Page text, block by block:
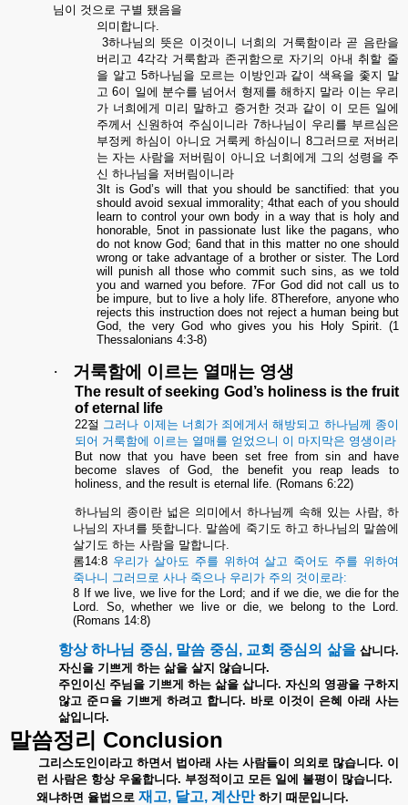
님이 것으로 구별 됐음을
의미합니다
3하나님의 뜻은 이것이니 너희의 거룩함이라 곧 음란을
버리고 4각각 거룩함과 존귀함으로 자기의 아내 취할 줄
을 알고 5하나님을 모르는 이방인과 같이 색욕을 좇지 말
고 6이 일에 분수를 넘어서 형제를 해하지 말라 이는 우리
가 너희에게 미리 말하고 증거한 것과 같이 이 모든 일에
주께서 신원하여 주심이니라 7하나님이 우리를 부르심은
부정케 하심이 아니요 거룩케 하심이니 8그러므로 저버리
는 자는 사람을 저버림이 아니요 너희에게 그의 성령을 주
신 하나님을 저버림이니라
3It is God’s will that you should be sanctified: that you
should avoid sexual immorality; 4that each of you should
learn to control your own body in a way that is holy and
honorable, 5not in passionate lust like the pagans, who
do not know God; 6and that in this matter no one should
wrong or take advantage of a brother or sister. The Lord
will punish all those who commit such sins, as we told
you and warned you before. 7For God did not call us to
be impure, but to live a holy life. 8Therefore, anyone who
rejects this instruction does not reject a human being but
God, the very God who gives you his Holy Spirit. (1
Thessalonians 4:3-8)
· 거룩함에 이르는 열매는 영생
The result of seeking God’s holiness is the fruit
of eternal life
22절 그러나 이제는 너희가 죄에게서 해방되고 하나님께 종이
되어 거룩함에 이르는 열매를 얻었으니 이 마지막은 영생이라
But now that you have been set free from sin and have
become slaves of God, the benefit you reap leads to
holiness, and the result is eternal life. (Romans 6:22)
하나님의 종이란 넓은 의미에서 하나님께 속해 있는 사람 하
나님의 자녀를 뜻합니다 말씀에 죽기도 하고 하나님의 말씀에
살기도 하는 사람을 말합니다
롬14:8 우리가 살아도 주를 위하여 살고 죽어도 주를 위하여
죽나니 그러므로 사나 죽으나 우리가 주의 것이로라:
8 If we live, we live for the Lord; and if we die, we die for the
Lord. So, whether we live or die, we belong to the Lord.
(Romans 14:8)
항상 하나님 중심, 말씀 중심, 교회 중심의 삶을 삽니다.
자신을 기쁘게 하는 삶을 살지 않습니다.
주인이신 주님을 기쁘게 하는 삶을 삽니다. 자신의 영광을 구하지
않고 준ㅁ을 기쁘게 하려고 합니다. 바로 이것이 은혜 아래 사는
삶입니다.
말씀정리 Conclusion
그리스도인이라고 하면서 법아래 사는 사람들이 의외로 많습니다. 이
런 사람은 항상 우울합니다. 부정적이고 모든 일에 불평이 많습니다.
왜냐하면 율법으로 재고, 달고, 계산만 하기 때문입니다.